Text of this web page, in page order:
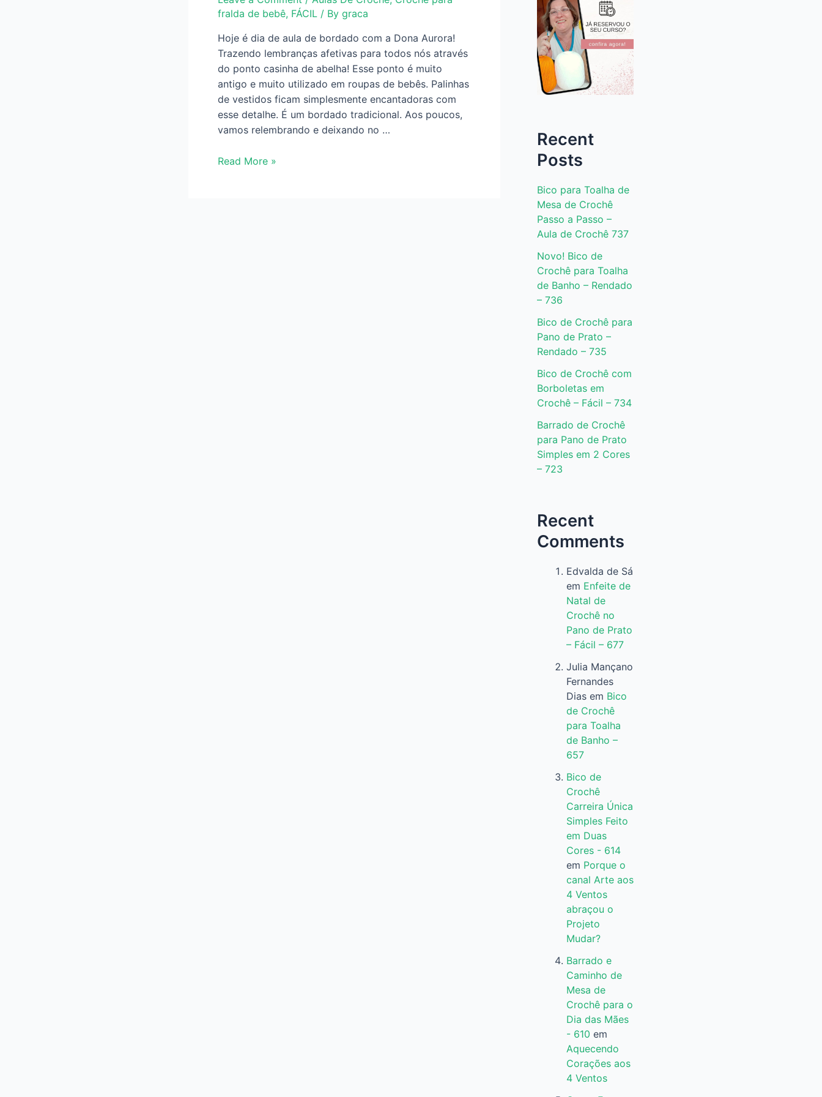
fralda de bebê, FÁCIL / By graca
Hoje é dia de aula de bordado com a Dona Aurora!
Trazendo lembranças afetivas para todos nós através
do ponto casinha de abelha! Esse ponto é muito
antigo e muito utilizado em roupas de bebês. Palinhas
de vestidos ficam simplesmente encantadoras com
esse detalhe. É um bordado tradicional. Aos poucos,
vamos relembrando e deixando no …
Aula
Read More »
Recent
Posts
Bico para Toalha de
Mesa de Crochê
Passo a Passo –
Aula de Crochê 737
Novo! Bico de
Crochê para Toalha
de Banho – Rendado
– 736
Bico de Crochê para
Pano de Prato –
Rendado – 735
Bico de Crochê com
Borboletas em
Crochê – Fácil – 734
Barrado de Crochê
para Pano de Prato
Simples em 2 Cores
– 723
Recent
Comments
Edvalda de Sá
em Enfeite de
Natal de
Crochê no
Pano de Prato
– Fácil – 677
Julia Mançano
Fernandes
Diasem Bico
de Crochê
para Toalha
de Banho –
657
Bico de
Crochê
Carreira Única
Simples Feito
em Duas
Cores - 614
em Porque o
canal Arte aos
4 Ventos
abraçou o
Projeto
Mudar?
Barrado e
Caminho de
Mesa de
Crochê para o
Dia das Mães
- 610 em
Aquecendo
Corações aos
4 Ventos